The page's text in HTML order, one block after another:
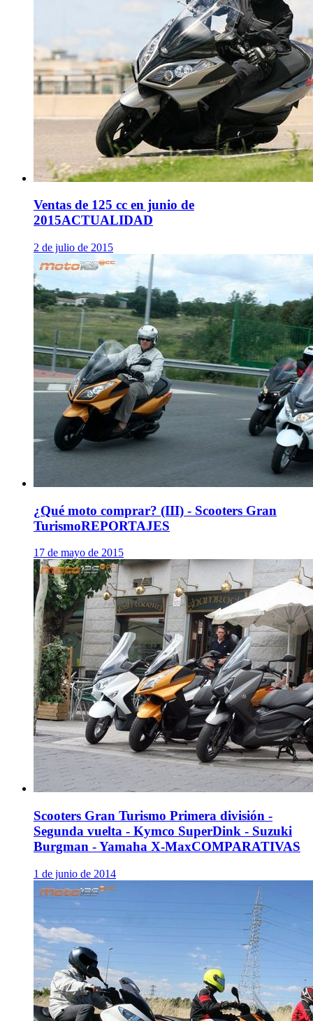
Ventas de 125 cc en junio de
2015ACTUALIDAD
2 de julio de 2015
¿Qué moto comprar? (III) - Scooters Gran
TurismoREPORTAJES
17 de mayo de 2015
Scooters Gran Turismo Primera división -
Segunda vuelta - Kymco SuperDink - Suzuki
Burgman - Yamaha X-MaxCOMPARATIVAS
1 de junio de 2014